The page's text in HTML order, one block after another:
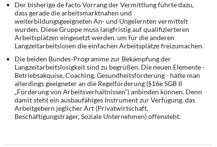
Über mich
Kontakt
Der bisherige de facto Vorrang der Vermittlung führte dazu,
dass gerade die arbeitsmarktnahen und
weiterbildungsgeeigneten An- und Ungelernten vermittelt
wurden. Diese Gruppe muss langfristig auf qualifizierteren
Arbeitsplätzen eingesetzt werden, um für die anderen
Langzeitarbeitslosen die einfachen Arbeitsplätze freizumachen.
Die beiden Bundes-Programme zur Bekämpfung der
Langzeitarbeitslosigkeit sind zu begrüßen. Die neuen Elemente -
Betriebsakquise, Coaching, Gesundheitsförderung - hätte man
allerdings geeigneter an die Regelförderung (§16e SGB II
„Förderung von Arbeitsverhältnissen“) anbinden können. Denn
damit steht ein ausbaufähiges Instrument zur Verfügung, das
Arbeitgebern jeglicher Art (Privatwirtschaft,
Beschäftigungsträger, Soziale Unternehmen) offensteht.